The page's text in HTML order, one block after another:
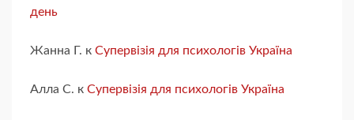
день
Жанна Г. к Супервізія для психологів Україна
Алла С. к Супервізія для психологів Україна